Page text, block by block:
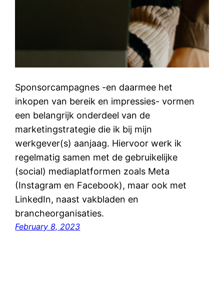
Sponsorcampagnes -en daarmee het
inkopen van bereik en impressies- vormen
een belangrijk onderdeel van de
marketingstrategie die ik bij mijn
werkgever(s) aanjaag. Hiervoor werk ik
regelmatig samen met de gebruikelijke
(social) mediaplatformen zoals Meta
(Instagram en Facebook), maar ook met
LinkedIn, naast vakbladen en
brancheorganisaties.
February 8, 2023